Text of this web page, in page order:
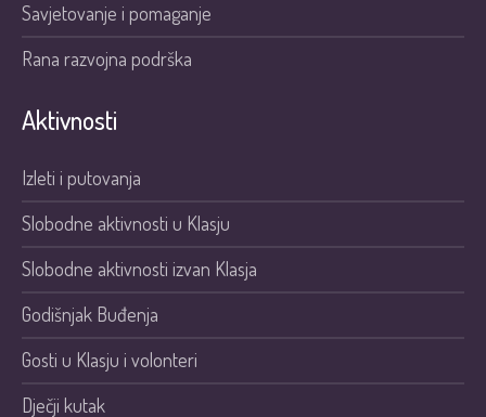
Savjetovanje i pomaganje
Rana razvojna podrška
Aktivnosti
Izleti i putovanja
Slobodne aktivnosti u Klasju
Slobodne aktivnosti izvan Klasja
Godišnjak Buđenja
Gosti u Klasju i volonteri
Dječji kutak